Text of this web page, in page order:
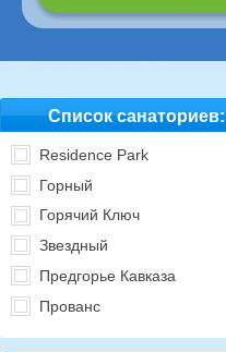
Список санаториев:
Residence Park
Горный
Горячий Ключ
Звездный
Предгорье Кавказа
Прованс